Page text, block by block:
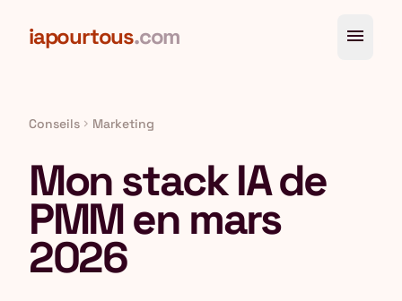
iapourtous.com menu
Conseils chevron_right Marketing
Mon stack IA de
PMM en mars
2026